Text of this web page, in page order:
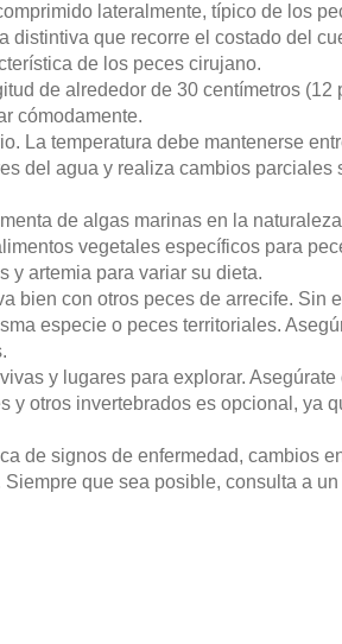
lateralmente, típico de los
que recorre el costado del
de los peces cirujano.
de alrededor de 30 centímetros (12
cómodamente.
La temperatura debe mantenerse
del agua y realiza cambios parciales
de algas marinas en la
vegetales específicos para
y artemia para variar su dieta.
bien con otros peces de arrecife. Sin
especie o peces territoriales.
y lugares para explorar.
otros invertebrados es opcional, ya
de signos de enfermedad, cambios
que sea posible, consulta a